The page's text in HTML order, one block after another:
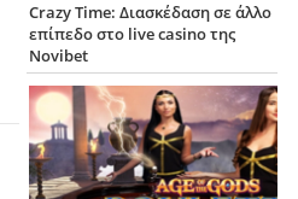
Crazy Time: Διασκέδαση σε άλλο
επίπεδο στο live casino της
Novibet